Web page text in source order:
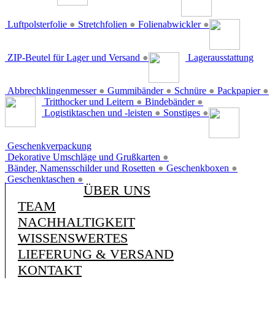
Luftpolsterfolie ● Stretchfolien ● Folienabwickler ●
ZIP-Beutel für Lager und Versand ●
Abbrechklingenmesser ● Gummibänder ● Schnüre ● Packpapier ●
Lagerausstattung
Tritthocker und Leitern ● Bindebänder ●
Logistiktaschen und -leisten ● Sonstiges ●
Geschenkverpackung
Dekorative Umschläge und Grußkarten ●
Bänder, Namensschilder und Rosetten ● Geschenkboxen ●
Geschenktaschen ●
ÜBER UNS
TEAM
NACHHALTIGKEIT
WISSENSWERTES
LIEFERUNG & VERSAND
KONTAKT